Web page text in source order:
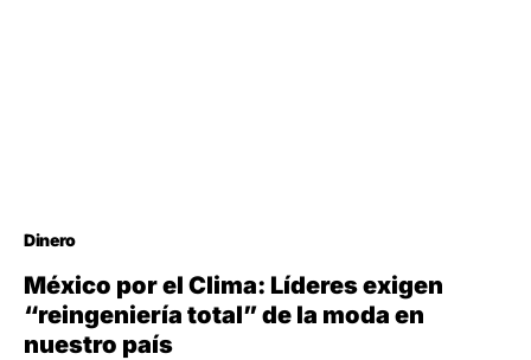
Dinero
México por el Clima: Líderes exigen
“reingeniería total” de la moda en
nuestro país